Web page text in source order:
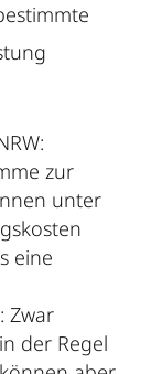
zur
unter
eine
Zwar
der Regel